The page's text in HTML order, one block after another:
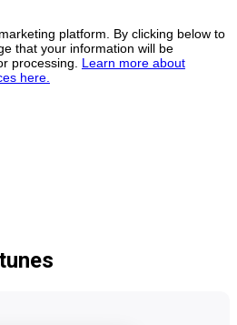
platform. By clicking below to
that your information will be
processing. Learn more about
here.